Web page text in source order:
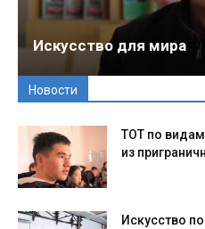
Искусство для мира
Новости
ТОТ по
из
Искусство